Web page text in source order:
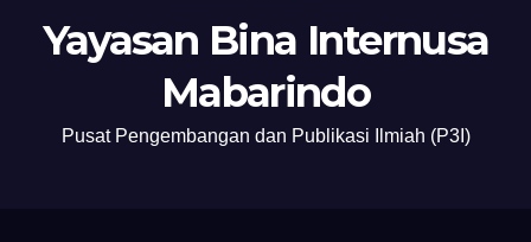
Yayasan Bina Internusa
Mabarindo
Pusat Pengembangan dan Publikasi Ilmiah (P3I)